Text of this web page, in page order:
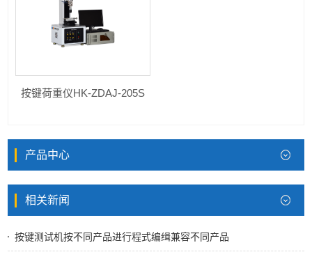
按键荷重仪HK-ZDAJ-205S
产品中心
相关新闻
按键测试机按不同产品进行程式编缉兼容不同产品